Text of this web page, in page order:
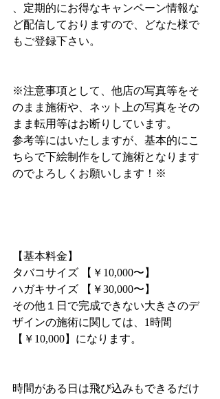
、定期的にお得なキャンペーン情報な
ど配信しておりますので、どなた様で
もご登録下さい。
※注意事項として、他店の写真等をそ
のまま施術や、ネット上の写真をその
まま転用等はお断りしています。
参考等にはいたしますが、基本的にこ
ちらで下絵制作をして施術となります
のでよろしくお願いします！※
【基本料金】
タバコサイズ 【￥10,000〜】
ハガキサイズ 【￥30,000〜】
その他１日で完成できない大きさのデ
ザインの施術に関しては、1時間
【￥10,000】になります。
時間がある日は飛び込みもできるだけ